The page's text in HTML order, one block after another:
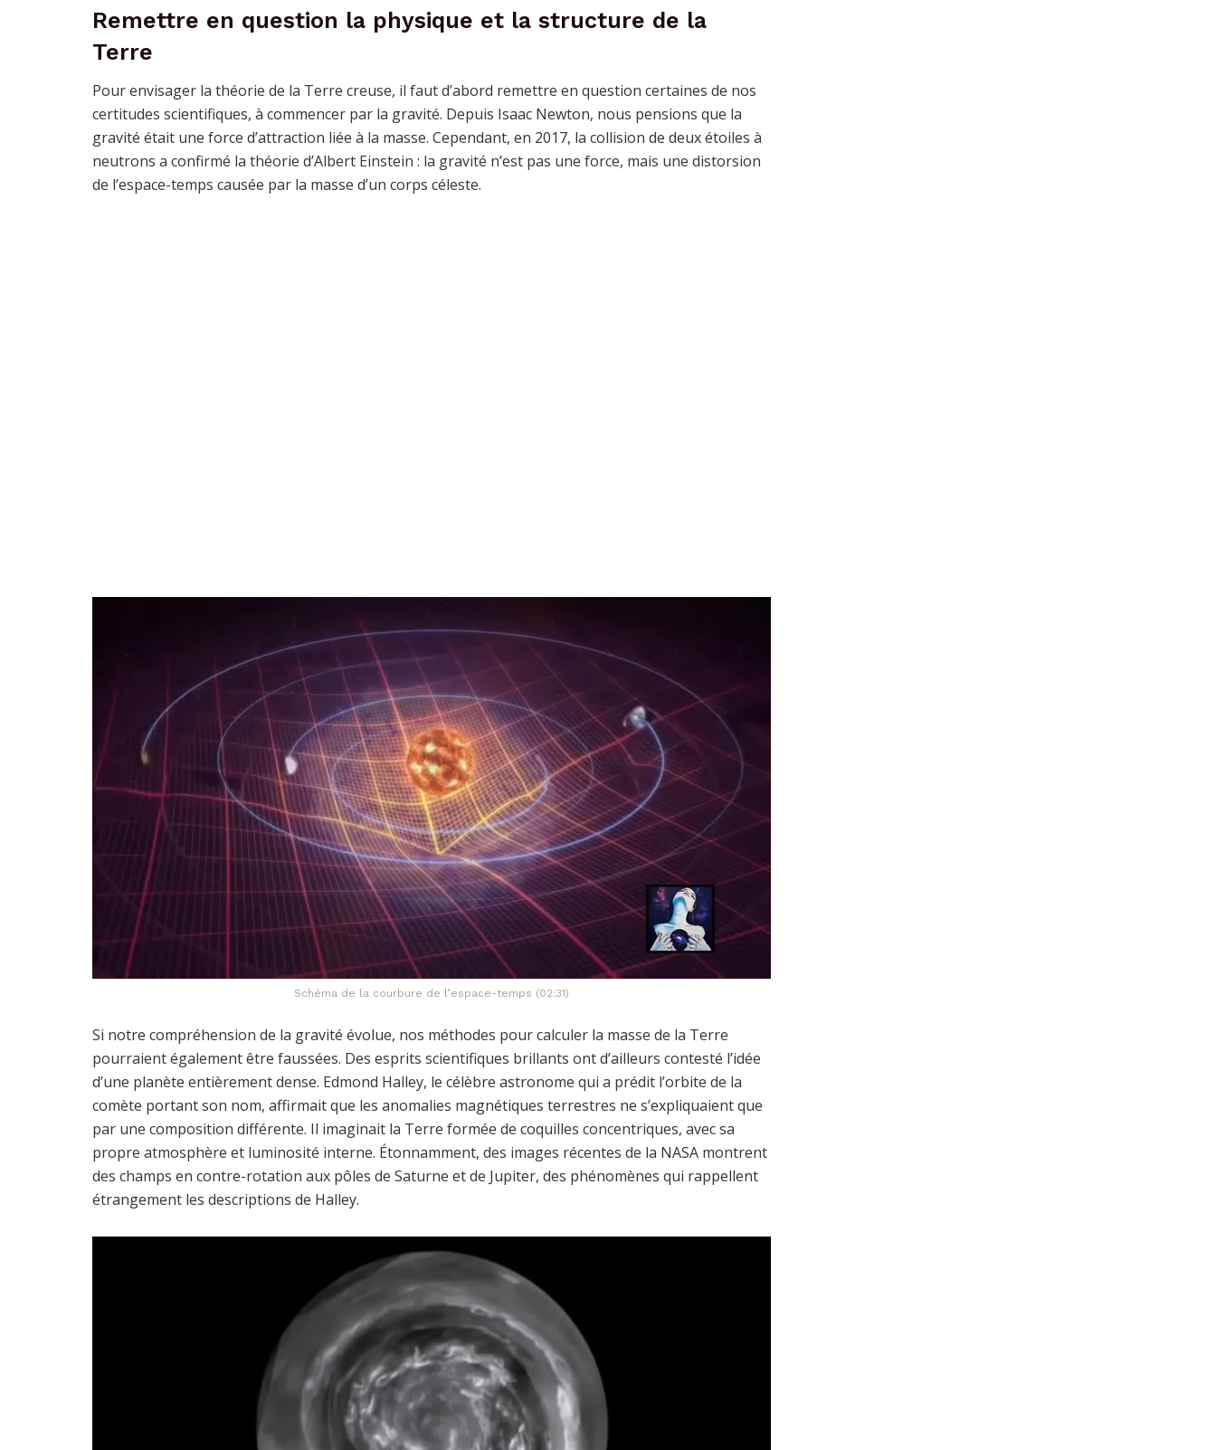
Remettre en question la physique et la structure de la
Terre
Pour envisager la théorie de la Terre creuse, il faut d’abord remettre en question certaines de nos
certitudes scientifiques, à commencer par la gravité. Depuis Isaac Newton, nous pensions que la
gravité était une force d’attraction liée à la masse. Cependant, en 2017, la collision de deux étoiles à
neutrons a confirmé la théorie d’Albert Einstein : la gravité n’est pas une force, mais une distorsion
de l’espace-temps causée par la masse d’un corps céleste.
Schéma de la courbure de l’espace-temps (02:31)
Si notre compréhension de la gravité évolue, nos méthodes pour calculer la masse de la Terre
pourraient également être faussées. Des esprits scientifiques brillants ont d’ailleurs contesté l’idée
d’une planète entièrement dense. Edmond Halley, le célèbre astronome qui a prédit l’orbite de la
comète portant son nom, affirmait que les anomalies magnétiques terrestres ne s’expliquaient que
par une composition différente. Il imaginait la Terre formée de coquilles concentriques, avec sa
propre atmosphère et luminosité interne. Étonnamment, des images récentes de la NASA montrent
des champs en contre-rotation aux pôles de Saturne et de Jupiter, des phénomènes qui rappellent
étrangement les descriptions de Halley.